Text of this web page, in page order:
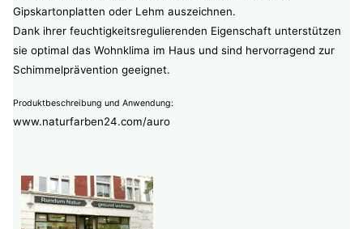
Gipskartonplatten oder Lehm auszeichnen.
Dank ihrer feuchtigkeitsregulierenden Eigenschaft unterstützen
sie optimal das Wohnklima im Haus und sind hervorragend zur
Schimmelprävention geeignet.
Produktbeschreibung und Anwendung:
www.naturfarben24.com/auro